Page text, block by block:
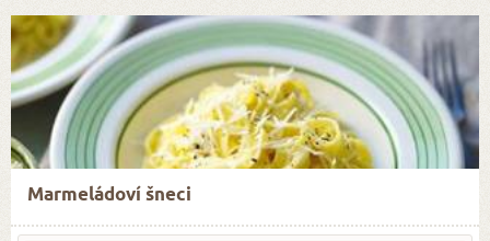
Marmeládoví šneci